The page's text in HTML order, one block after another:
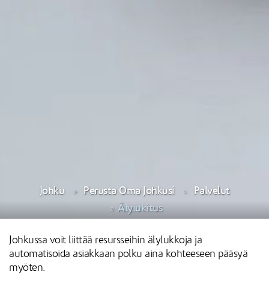
Johku Perusta Oma Johkusi
Palvelut
Älylukitus
Johkussa voit liittää resursseihin älylukkoja ja
automatisoida asiakkaan polku aina kohteeseen pääsyä
myöten.